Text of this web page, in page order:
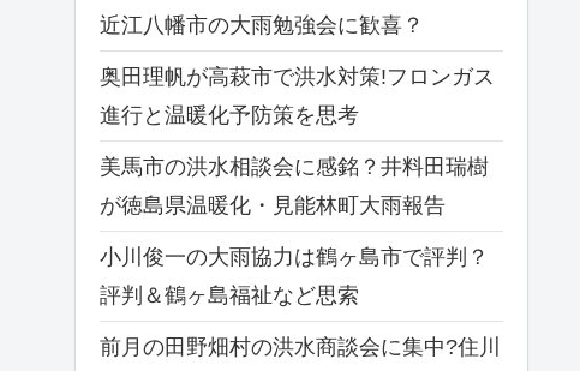
近江八幡市の大雨勉強会に歓喜？
奥田理帆が高萩市で洪水対策!フロンガス
進行と温暖化予防策を思考
美馬市の洪水相談会に感銘？井料田瑞樹
が徳島県温暖化・見能林町大雨報告
小川俊一の大雨協力は鶴ヶ島市で評判？
評判＆鶴ヶ島福祉など思索
前月の田野畑村の洪水商談会に集中?住川